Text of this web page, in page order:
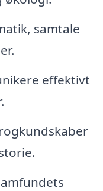
samtale
effektivt